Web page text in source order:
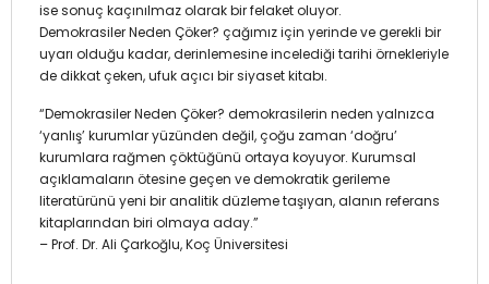
ise sonuç kaçınılmaz olarak bir felaket oluyor.
Demokrasiler Neden Çöker? çağımız için yerinde ve gerekli bir
uyarı olduğu kadar, derinlemesine incelediği tarihi örnekleriyle
de dikkat çeken, ufuk açıcı bir siyaset kitabı.
“Demokrasiler Neden Çöker? demokrasilerin neden yalnızca
‘yanlış’ kurumlar yüzünden değil, çoğu zaman ‘doğru’
kurumlara rağmen çöktüğünü ortaya koyuyor. Kurumsal
açıklamaların ötesine geçen ve demokratik gerileme
literatürünü yeni bir analitik düzleme taşıyan, alanın referans
kitaplarından biri olmaya aday.”
– Prof. Dr. Ali Çarkoğlu, Koç Üniversitesi